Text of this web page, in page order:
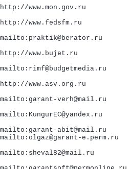
http://www.mon.gov.ru
http://www.fedsfm.ru
mailto:praktik@berator.ru
http://www.bujet.ru
mailto:rimf@budgetmedia.ru
http://www.asv.org.ru
mailto:garant-verh@mail.ru
mailto:KungurEC@yandex.ru
mailto:garant-abit@mail.ru
mailto:olgaz@garant-e.perm.ru
mailto:sheval82@mail.ru